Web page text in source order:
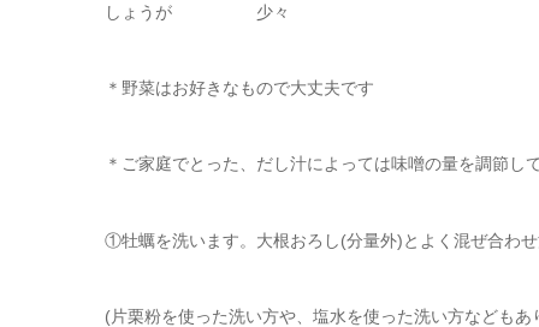
しょうが 少々
＊野菜はお好きなもので大丈夫です
＊ご家庭でとった、だし汁によっては味噌の量を調節し
①牡蠣を洗います。大根おろし(分量外)とよく混ぜ合わ
(片栗粉を使った洗い方や、塩水を使った洗い方などもあ